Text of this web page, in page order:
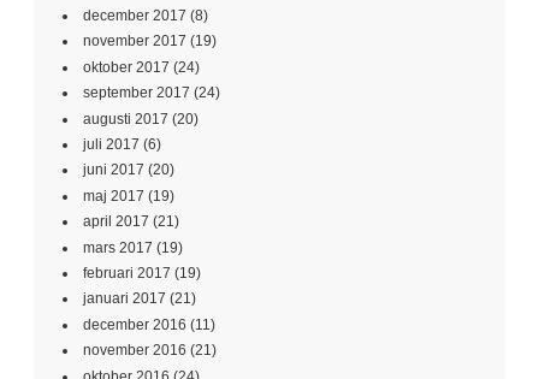
december 2017 (8)
november 2017 (19)
oktober 2017 (24)
september 2017 (24)
augusti 2017 (20)
juli 2017 (6)
juni 2017 (20)
maj 2017 (19)
april 2017 (21)
mars 2017 (19)
februari 2017 (19)
januari 2017 (21)
december 2016 (11)
november 2016 (21)